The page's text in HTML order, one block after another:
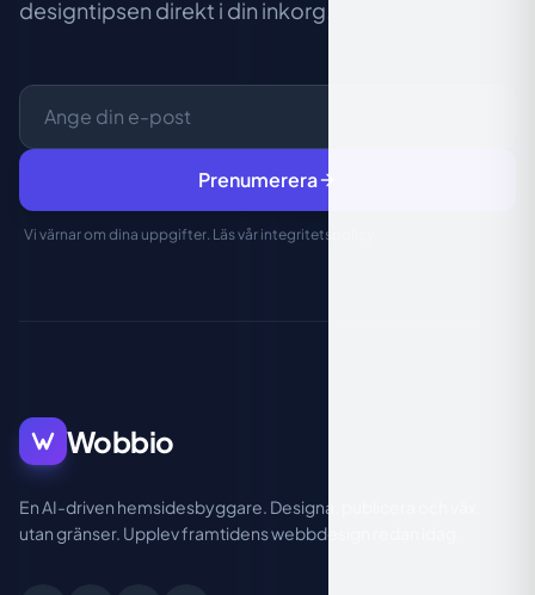
designtipsen direkt i din inkorg.
Prenumerera
Vi värnar om dina uppgifter. Läs vår integritetspolicy
Wobbio
En AI-driven hemsidesbyggare. Designa, publicera och väx
utan gränser. Upplev framtidens webbdesign redan idag.